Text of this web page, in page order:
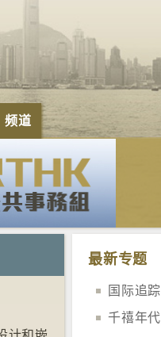
道
最新专题
国际追踪
千禧年代